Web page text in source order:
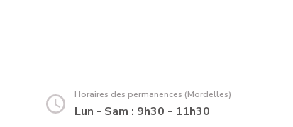
Horaires des permanences (Mordelles)
Lun - Sam : 9h30 - 11h30